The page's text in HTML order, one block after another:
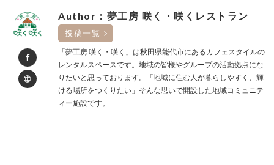
Author：夢工房 咲く・咲くレストラン
投稿一覧
「夢工房 咲く・咲く」は秋田県能代市にあるカフェスタイルの
レンタルスペースです。地域の皆様やグループの活動拠点にな
りたいと思っております。「地域に住む人が暮らしやすく、輝
ける場所をつくりたい」そんな思いで開設した地域コミュニテ
ィー施設です。